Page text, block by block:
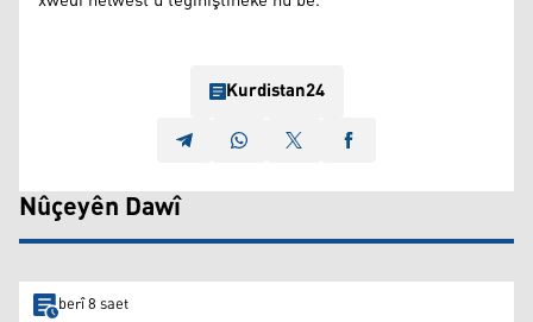
Kurdistan24
Nûçeyên Dawî
berî 8 saet